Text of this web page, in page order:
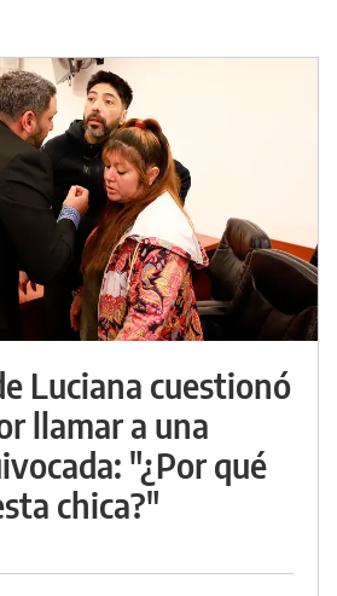
Luciana cuestionó
llamar a una
"¿Por qué
chica?"